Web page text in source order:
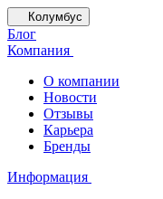
Колумбус
Блог
Компания
О компании
Новости
Отзывы
Карьера
Бренды
Информация